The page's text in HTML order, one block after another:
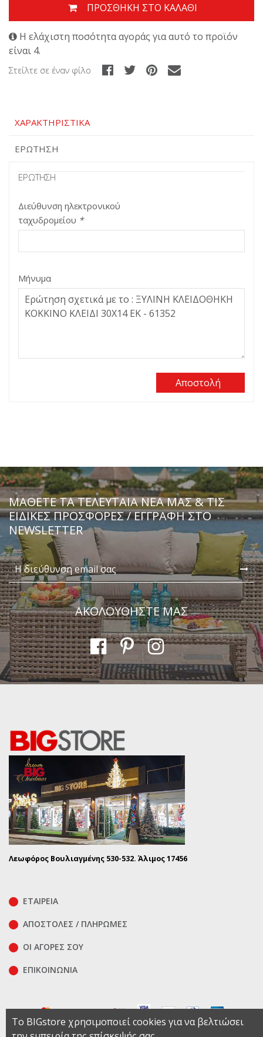
ΠΡΟΣΘΉΚΗ ΣΤΟ ΚΑΛΆΘΙ
Η ελάχιστη ποσότητα αγοράς για αυτό το προϊόν
είναι 4.
Στείλτε σε έναν φίλο
ΧΑΡΑΚΤΗΡΙΣΤΙΚΆ
ΕΡΏΤΗΣΗ
ΕΡΏΤΗΣΗ
Διεύθυνση ηλεκτρονικού
ταχυδρομείου *
Μήνυμα
Αποστολή
ΜΆΘΕΤΕ ΤΑ ΤΕΛΕΥΤΑΊΑ ΝΈΑ ΜΑΣ & ΤΙΣ
ΕΙΔΙΚΈΣ ΠΡΟΣΦΟΡΈΣ / ΕΓΓΡΑΦΗ ΣΤΟ
NEWSLETTER
ΑΚΟΛΟΥΘΗΣΤΕ ΜΑΣ
Λεωφόρος Βουλιαγμένης 530-532. Άλιμος 17456
ΕΤΑΙΡΕΙΑ
ΑΠΟΣΤΟΛΕΣ / ΠΛΗΡΩΜΕΣ
ΟΙ ΑΓΟΡΕΣ ΣΟΥ
ΕΠΙΚΟΙΝΩΝΊΑ
Το BIGstore χρησιμοποιεί cookies για να βελτιώσει